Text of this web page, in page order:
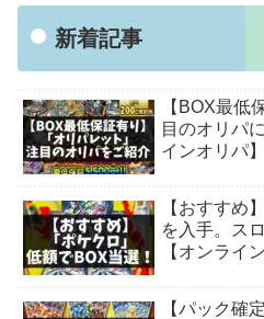
新着記事
【BOX最低
目のオリパ
インオリパ】
【おすすめ
を入手。ス
【オンライ
【パック確